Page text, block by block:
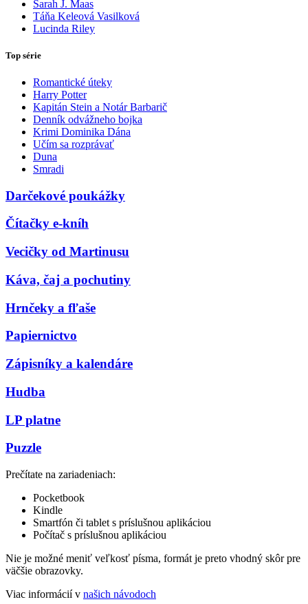
Sarah J. Maas
Táňa Keleová Vasilková
Lucinda Riley
Top série
Romantické úteky
Harry Potter
Kapitán Stein a Notár Barbarič
Denník odvážneho bojka
Krimi Dominika Dána
Učím sa rozprávať
Duna
Smradi
Darčekové poukážky
Čítačky e-kníh
Vecičky od Martinusu
Káva, čaj a pochutiny
Hrnčeky a fľaše
Papiernictvo
Zápisníky a kalendáre
Hudba
LP platne
Puzzle
Prečítate na zariadeniach:
Pocketbook
Kindle
Smartfón či tablet s príslušnou aplikáciou
Počítač s príslušnou aplikáciou
Nie je možné meniť veľkosť písma, formát je preto vhodný skôr pre
väčšie obrazovky.
Viac informácií v našich návodoch